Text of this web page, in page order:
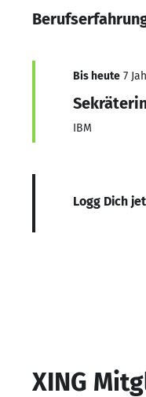
Bis heute 7
IBM
Logg Dich
XING